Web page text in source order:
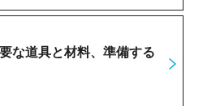
な道具と材料、準備する